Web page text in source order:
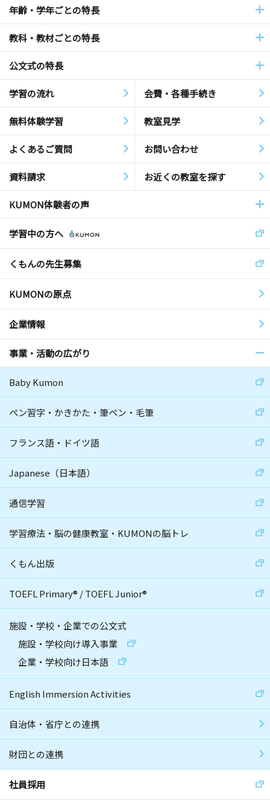
年齢・学年ごとの特長
教科・教材ごとの特長
公文式の特長
学習の流れ 会費・各種手続き
無料体験学習 教室見学
よくあるご質問 お問い合わせ
資料請求 お近くの教室を探す
KUMON体験者の声
学習中の方へ
くもんの先生募集
KUMONの原点
企業情報
事業・活動の広がり
Baby Kumon
ペン習字・かきかた・筆ペン・毛筆
フランス語・ドイツ語
Japanese（日本語）
通信学習
学習療法・脳の健康教室・KUMONの脳トレ
くもん出版
TOEFL Primary® /TOEFL Junior®
施設・学校・企業での公文式
施設・学校向け導入事業
企業・学校向け日本語
English Immersion Activities
自治体・省庁との連携
財団との連携
社員採用